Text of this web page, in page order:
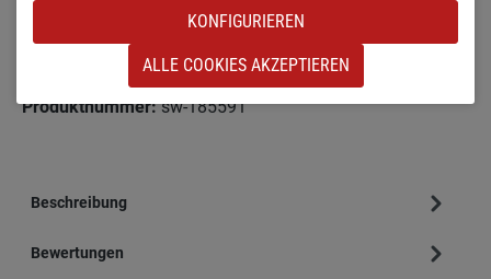
Produkt Anzahl: Gib den gewünschten
IN DEN WARENKORB
Zum Merkzettel hinzufügen
Produktnummer:sw-185591
Beschreibung
Bewertungen
KONFIGURIEREN
ALLE COOKIES AKZEPTIEREN